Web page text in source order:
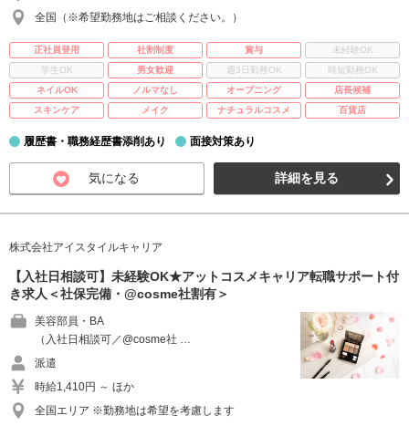
全国（※希望勤務地はご相談ください。）
正社員登用 社割制度 賞与
未経験OK
学生OK
男女歓迎 週3日勤務OK
時短勤務OK
ネイルOK
ノルマなし オープニング
店長候補
スキンケア
メイク ナチュラルコスメ 百貨店
履歴書・職務経歴書添削あり 面接対策あり
気になる 詳細を見る
株式会社アイスタイルキャリア
【入社日相談可】未経験OK★アットコスメキャリア転職サポート付
き求人＜社保完備・@cosme社割有＞
美容部員・BA
（入社日相談可／@cosme社 …
派遣
時給1,410円 ～ ほか
全国エリア ※勤務地は希望を考慮します